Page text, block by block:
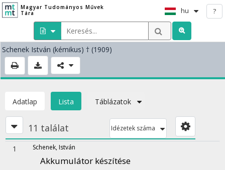
Magyar Tudományos Művek
Tára
hu ?
Schenek István (kémikus) † (1909)
Adatlap Lista Táblázatok
11 találat Idézetek száma
1 Schenek, István
Akkumulátor készítése